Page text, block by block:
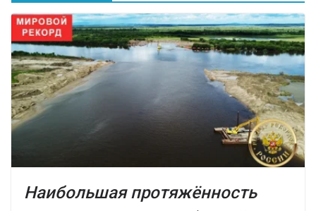
Наибольшая протяжённость